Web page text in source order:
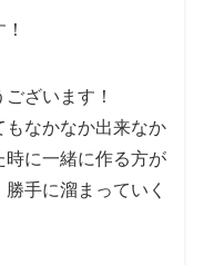
ざいます！
もなかなか出来なか
時に一緒に作る方が
手に溜まっていく